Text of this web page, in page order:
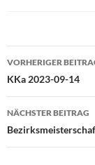
VORHERIGER
KKa 2023-09-14
NÄCHSTER BEITRAG